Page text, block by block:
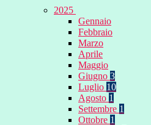
2025
Gennaio
Febbraio
Marzo
Aprile
Maggio
Giugno 3
Luglio 10
Agosto 1
Settembre 1
Ottobre 1